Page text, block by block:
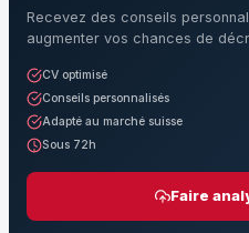
Recevez des conseils
augmenter vos chances de
CV optimisé
Conseils personnalisés
Adapté au marché suisse
Sous 72h
Faire